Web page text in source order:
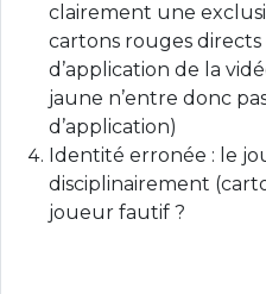
clairement une
cartons rouges
d’application de la
jaune n’entre donc
d’application)
Identité erronée : le
disciplinairement
joueur fautif ?